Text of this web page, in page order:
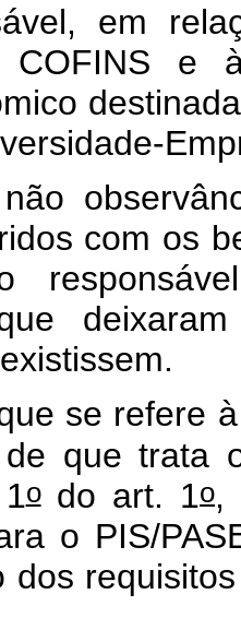
em
COFINS e
com os
que
se refere
de que trata
odo art. 1o,
o PIS/
dos